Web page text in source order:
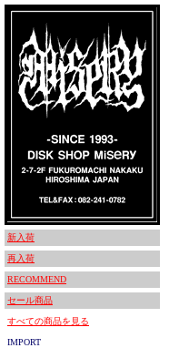
新入荷
再入荷
RECOMMEND
セール商品
すべての商品を見る
IMPORT